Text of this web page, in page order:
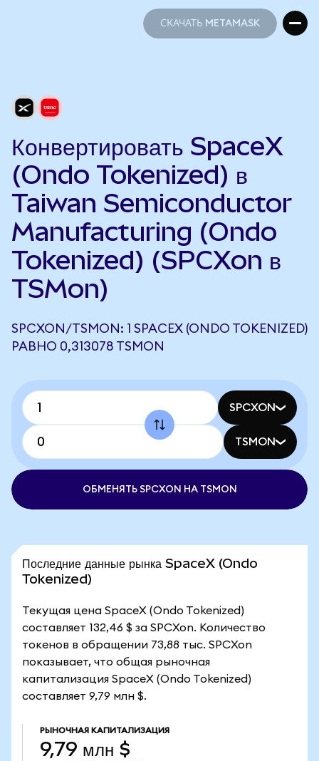
СКАЧАТЬ METAMASK
Конвертировать SpaceX
(Ondo Tokenized) в
Taiwan Semiconductor
Manufacturing (Ondo
Tokenized) (SPCXon в
TSMon)
SPCXON/TSMON: 1 SPACEX (ONDO TOKENIZED)
РАВНО 0,313078 TSMON
SPCXON
TSMON
ОБМЕНЯТЬ SPCXON НА TSMON
Последние данные рынка SpaceX (Ondo
Tokenized)
Текущая цена SpaceX (Ondo Tokenized)
составляет 132,46 $ за SPCXon. Количество
токенов в обращении 73,88 тыс. SPCXon
показывает, что общая рыночная
капитализация SpaceX (Ondo Tokenized)
составляет 9,79 млн $.
РЫНОЧНАЯ КАПИТАЛИЗАЦИЯ
9,79 млн $